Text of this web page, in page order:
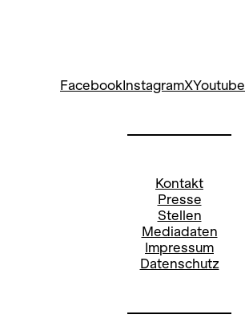
FacebookInstagramXYoutube
Kontakt
Presse
Stellen
Mediadaten
Impressum
Datenschutz